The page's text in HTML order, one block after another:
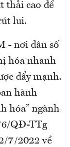
thải cao để
lui.
- nơi dân số
hóa nhanh
đẩy mạnh.
hành
hóa” ngành
QĐ-TTg
7/2022 về